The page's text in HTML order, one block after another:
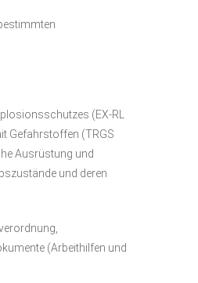
(EX-RL
Gefahrstoffen (TRGS
Ausrüstung und
und deren
(Arbeithilfen und